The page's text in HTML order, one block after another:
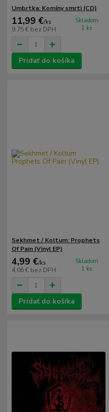
Umbrtka: Komíny smrti (CD)
11,99 €/ks
9,75 € bez DPH
Skladom
1 ks
Pridať do košíka
Sekhmet / Koltum: Prophets
Of Pain (Vinyl EP)
4,99 €/ks
4,06 € bez DPH
Skladom
1 ks
Pridať do košíka